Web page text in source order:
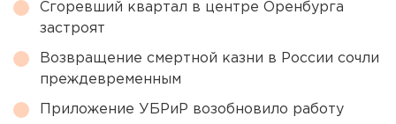
Сгоревший квартал в центре Оренбурга
застроят
Возвращение смертной казни в России сочли
преждевременным
Приложение УБРиР возобновило работу